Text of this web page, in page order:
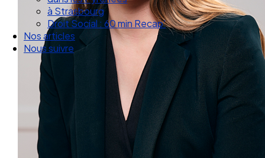
dans les Pyrénées
à Strasbourg
Droit Social : 60 min Recap’
Nos articles
Nous suivre